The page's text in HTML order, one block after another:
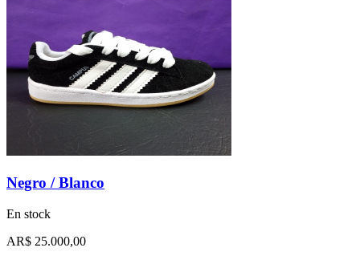
Negro / Blanco
En stock
AR$ 25.000,00